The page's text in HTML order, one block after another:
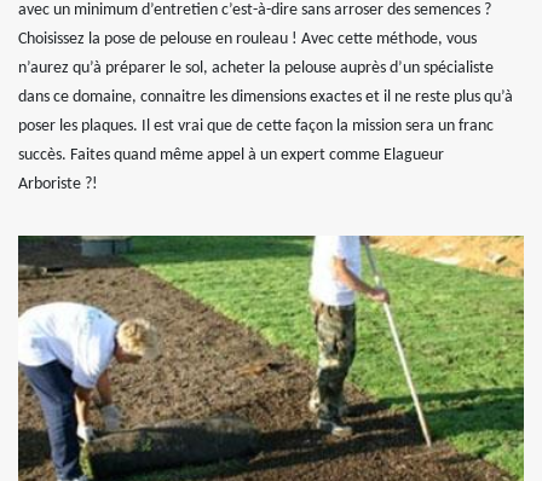
avec un minimum d’entretien c’est-à-dire sans arroser des semences ?
Choisissez la pose de pelouse en rouleau ! Avec cette méthode, vous
n’aurez qu’à préparer le sol, acheter la pelouse auprès d’un spécialiste
dans ce domaine, connaitre les dimensions exactes et il ne reste plus qu’à
poser les plaques. Il est vrai que de cette façon la mission sera un franc
succès. Faites quand même appel à un expert comme Elagueur
Arboriste ?!